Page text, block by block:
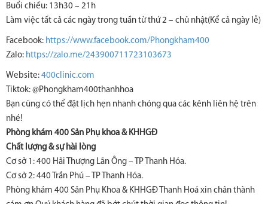
Buổi chiều: 13h30 – 21h
Làm việc tất cả các ngày trong tuần từ thứ 2 – chủ nhật(Kể cả ngày lễ)
Facebook: https://www.facebook.com/Phongkham400
Zalo: https://zalo.me/243900711723103673
Website: 400clinic.com
Tiktok: @Phongkham400thanhhoa
Bạn cũng có thể đặt lịch hẹn nhanh chóng qua các kênh liên hệ trên
nhé!
Phòng khám 400 Sản Phụ khoa & KHHGĐ
Chất lượng & sự hài lòng
Cơ sở 1: 400 Hải Thượng Lãn Ông – TP Thanh Hóa.
Cơ sở 2: 440 Trần Phú – TP Thanh Hóa.
Phòng khám 400 Sản Phụ Khoa & KHHGĐ Thanh Hoá xin chân thành